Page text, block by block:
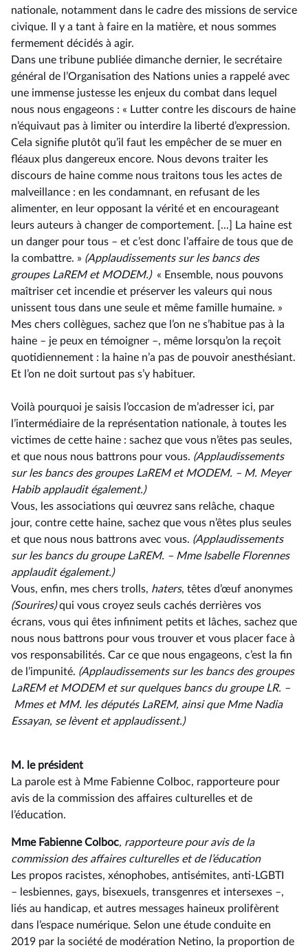
nationale, notamment dans le cadre des missions de service
civique. Il y a tant à faire en la matière, et nous sommes
fermement décidés à agir.
Dans une tribune publiée dimanche dernier, le secrétaire
général de l’Organisation des Nations unies a rappelé avec
une immense justesse les enjeux du combat dans lequel
nous nous engageons : « Lutter contre les discours de haine
n’équivaut pas à limiter ou interdire la liberté d’expression.
Cela signifie plutôt qu’il faut les empêcher de se muer en
fléaux plus dangereux encore. Nous devons traiter les
discours de haine comme nous traitons tous les actes de
malveillance : en les condamnant, en refusant de les
alimenter, en leur opposant la vérité et en encourageant
leurs auteurs à changer de comportement. [...] La haine est
un danger pour tous –⁠ et c’est donc l’affaire de tous que de
la combattre. » (Applaudissements sur les bancs des
groupes LaREM et MODEM.)« Ensemble, nous pouvons
maîtriser cet incendie et préserver les valeurs qui nous
unissent tous dans une seule et même famille humaine. »
Mes chers collègues, sachez que l’on ne s’habitue pas à la
haine –⁠ je peux en témoigner –, même lorsqu’on la reçoit
quotidiennement : la haine n’a pas de pouvoir anesthésiant.
Et l’on ne doit surtout pas s’y habituer.
Voilà pourquoi je saisis l’occasion de m’adresser ici, par
l’intermédiaire de la représentation nationale, à toutes les
victimes de cette haine : sachez que vous n’êtes pas seules,
et que nous nous battrons pour vous. (Applaudissements
sur les bancs des groupes LaREM et MODEM. – M. Meyer
Habib applaudit également.)
Vous, les associations qui œuvrez sans relâche, chaque
jour, contre cette haine, sachez que vous n’êtes plus seules
et que nous nous battrons avec vous. (Applaudissements
sur les bancs du groupe LaREM. – Mme Isabelle Florennes
applaudit également.)
Vous, enfin, mes chers trolls, haters, têtes d’œuf anonymes
(Sourires)qui vous croyez seuls cachés derrières vos
écrans, vous qui êtes infiniment petits et lâches, sachez que
nous nous battrons pour vous trouver et vous placer face à
vos responsabilités. Car ce que nous engageons, c’est la fin
de l’impunité. (Applaudissements sur les bancs des groupes
LaREM et MODEM et sur quelques bancs du groupe LR. –
Mmes et MM. les députés LaREM, ainsi que Mme Nadia
Essayan, se lèvent et applaudissent.)
M. le président
La parole est à Mme Fabienne Colboc, rapporteure pour
avis de la commission des affaires culturelles et de
l’éducation.
Mme Fabienne Colboc, rapporteure pour avis de la
commission des affaires culturelles et de l’éducation
Les propos racistes, xénophobes, antisémites, anti-LGBTI
–⁠ lesbiennes, gays, bisexuels, transgenres et intersexes –,
liés au handicap, et autres messages haineux prolifèrent
dans l’espace numérique. Selon une étude conduite en
2019 par la société de modération Netino, la proportion de